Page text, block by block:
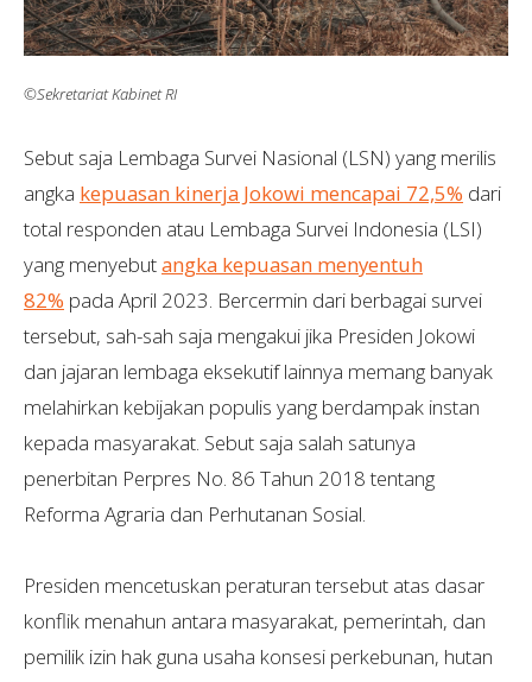
©Sekretariat Kabinet RI
Sebut saja Lembaga Survei Nasional (LSN) yang merilis
angka kepuasan kinerja Jokowi mencapai 72,5% dari
total responden atau Lembaga Survei Indonesia (LSI)
yang menyebutangka kepuasan menyentuh
82% pada April 2023. Bercermin dari berbagai survei
tersebut, sah-sah saja mengakui jika Presiden Jokowi
dan jajaran lembaga eksekutif lainnya memang banyak
melahirkan kebijakan populis yang berdampak instan
kepada masyarakat. Sebut saja salah satunya
penerbitan Perpres No. 86 Tahun 2018 tentang
Reforma Agraria dan Perhutanan Sosial.
Presiden mencetuskan peraturan tersebut atas dasar
konflik menahun antara masyarakat, pemerintah, dan
pemilik izin hak guna usaha konsesi perkebunan, hutan